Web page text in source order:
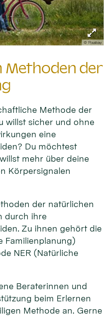
© Pixabay
Methoden der
Methode der
willst sicher und ohne
eine
Du möchtest
mehr über deine
Körpersignalen
der natürlichen
durch ihre
Zu ihnen gehört die
Familienplanung)
NER (Natürliche
Beraterinnen und
beim Erlernen
Methode an. Gerne